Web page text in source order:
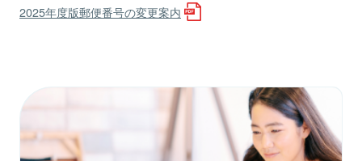
2025年度版郵便番号の変更案内